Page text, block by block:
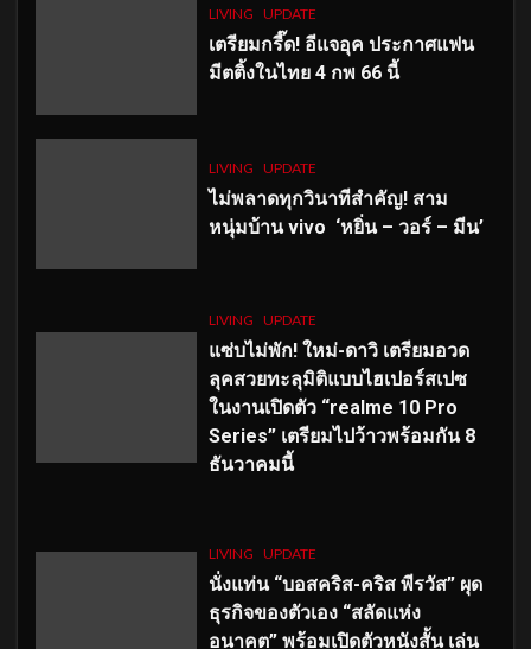
LIVING UPDATE
เตรียมกรี๊ด! อีแจอุค ประกาศแฟน
มีตติ้งในไทย 4 กพ 66 นี้
LIVING UPDATE
ไม่พลาดทุกวินาทีสำคัญ! สาม
หนุ่มบ้าน vivo ‘หยิ่น – วอร์ – มีน’
LIVING UPDATE
แซ่บไม่พัก! ใหม่-ดาวิ เตรียมอวด
ลุคสวยทะลุมิติแบบไฮเปอร์สเปซ
ในงานเปิดตัว “realme 10 Pro
Series” เตรียมไปว้าวพร้อมกัน 8
ธันวาคมนี้
LIVING UPDATE
นั่งแท่น “บอสคริส-คริส พีรวัส” ผุด
ธุรกิจของตัวเอง “สลัดแห่ง
อนาคต” พร้อมเปิดตัวหนังสั้น เล่น